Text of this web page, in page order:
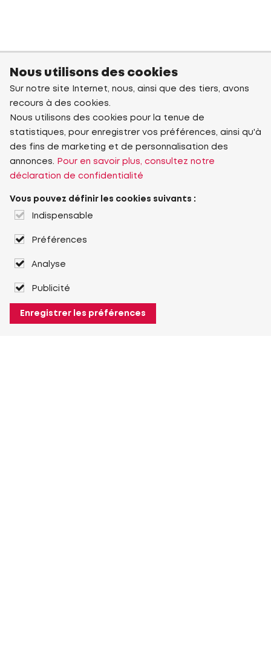
Nous utilisons des cookies
Sur notre site Internet, nous, ainsi que des tiers, avons
recours à des cookies.
Nous utilisons des cookies pour la tenue de
statistiques, pour enregistrer vos préférences, ainsi qu'à
des fins de marketing et de personnalisation des
annonces.
Pour en savoir plus, consultez notre
déclaration de confidentialité
Vous pouvez définir les cookies suivants :
Indispensable
Préférences
Analyse
Publicité
Enregistrer les préférences